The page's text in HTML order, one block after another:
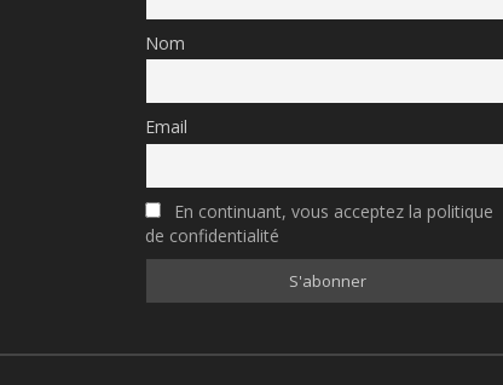
Nom
Email
En continuant, vous acceptez la politique
de confidentialité